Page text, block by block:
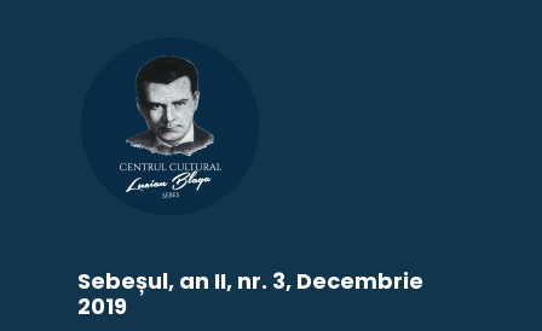
Sebeșul, an II, nr. 3, Decembrie
2019